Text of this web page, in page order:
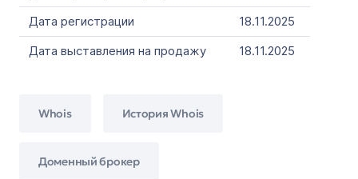
Дата регистрации
18.11.2025
Дата выставления на продажу
18.11.2025
Whois История Whois
Доменный брокер